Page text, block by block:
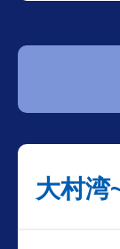
大村湾